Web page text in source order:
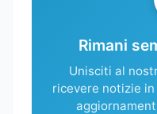
Rimani
Unisciti al
ricevere notizie